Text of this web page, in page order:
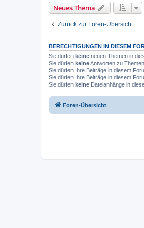
Neues Thema
Zurück zur Foren-Übersicht
BERECHTIGUNGEN IN DIESEM
Sie dürfen keine neuen Themen in
Sie dürfen keineAntworten zu
Sie dürfen Ihre Beiträge in diesem
Sie dürfen Ihre Beiträge in diesem
Sie dürfen keine Dateianhänge in
Foren-Übersicht